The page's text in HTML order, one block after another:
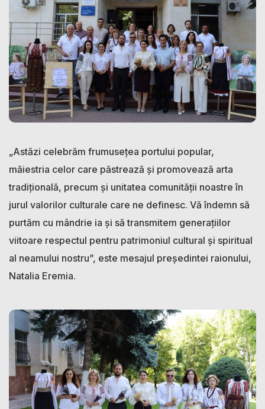
„Astăzi celebrăm frumusețea portului popular,
măiestria celor care păstrează și promovează arta
tradițională, precum și unitatea comunității noastre în
jurul valorilor culturale care ne definesc. Vă îndemn să
purtăm cu mândrie ia și să transmitem generațiilor
viitoare respectul pentru patrimoniul cultural și spiritual
al neamului nostru”, este mesajul președintei raionului,
Natalia Eremia.